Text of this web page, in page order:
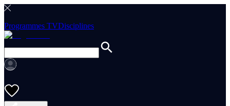
Programmes TVDisciplines